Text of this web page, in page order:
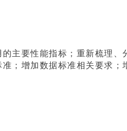
主要性能指标；重新梳理、
；增加数据标准相关要求；